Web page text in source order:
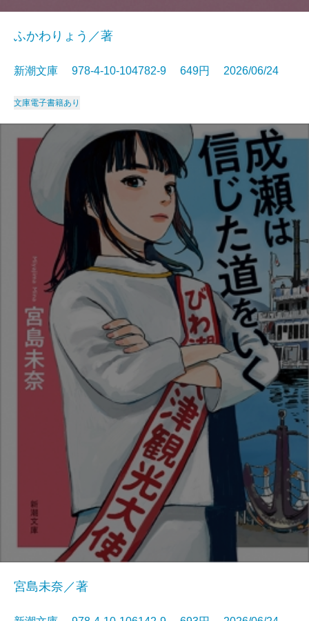
ふかわりょう／著
新潮文庫 978-4-10-104782-9 649円 2026/06/24
文庫電子書籍あり
宮島未奈／著